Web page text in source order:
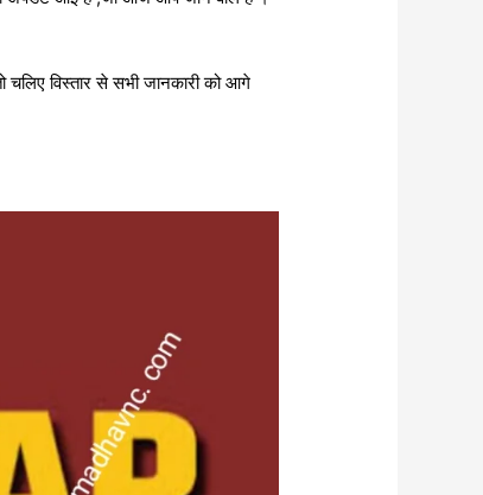
चलिए विस्तार से सभी जानकारी को आगे